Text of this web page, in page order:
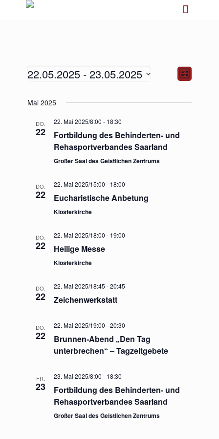
Ansichten-
Navigation
Ansichten-
Liste
22.05.2025 - 23.05.2025
wählen.
Mai 2025
DO.
22
22. Mai 2025/8:00 - 18:30
Fortbildung des Behinderten- und
Rehasportverbandes Saarland
Großer Saal des Geistlichen Zentrums
DO.
22
22. Mai 2025/15:00 - 18:00
Eucharistische Anbetung
Klosterkirche
DO.
22
22. Mai 2025/18:00 - 19:00
Heilige Messe
Klosterkirche
DO.
22
22. Mai 2025/18:45 -20:45
Zeichenwerkstatt
DO.
22
22. Mai 2025/19:00 -20:30
Brunnen-Abend „Den Tag
unterbrechen“ – Tagzeitgebete
FR.
23
23. Mai 2025/8:00 - 18:30
Fortbildung des Behinderten- und
Rehasportverbandes Saarland
Großer Saal des Geistlichen Zentrums